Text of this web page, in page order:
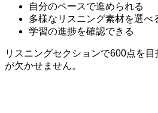
自分のペースで進められる
多様なリスニング素材を選べ
学習の進捗を確認できる
リスニングセクションで600点を
が欠かせません。